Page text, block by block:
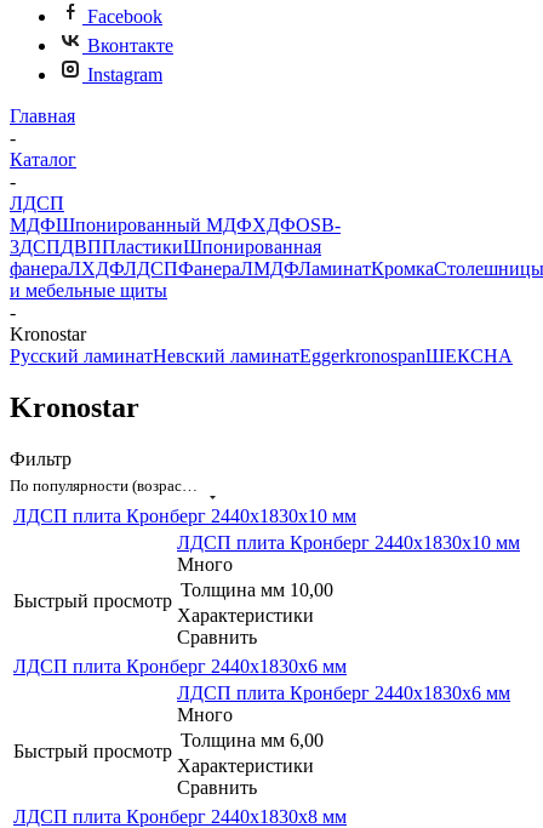
Facebook
Вконтакте
Instagram
Главная
-
Каталог
-
ЛДСП
МДФШпонированный МДФХДФOSB-
3ДСПДВППластикиШпонированная
фанераЛХДФЛДСПФанераЛМДФЛаминатКромкаСтолешницы
и мебельные щиты
-
Kronostar
Русский ламинатНевский ламинатEggerkronospanШЕКСНА
Kronostar
Фильтр
ЛДСП плита Кронберг 2440х1830x10 мм
Быстрый просмотр
ЛДСП плита Кронберг 2440х1830x10 мм
Много
Толщина мм 10,00
Характеристики
Сравнить
ЛДСП плита Кронберг 2440х1830x6 мм
Быстрый просмотр
ЛДСП плита Кронберг 2440х1830x6 мм
Много
Толщина мм 6,00
Характеристики
Сравнить
ЛДСП плита Кронберг 2440х1830x8 мм